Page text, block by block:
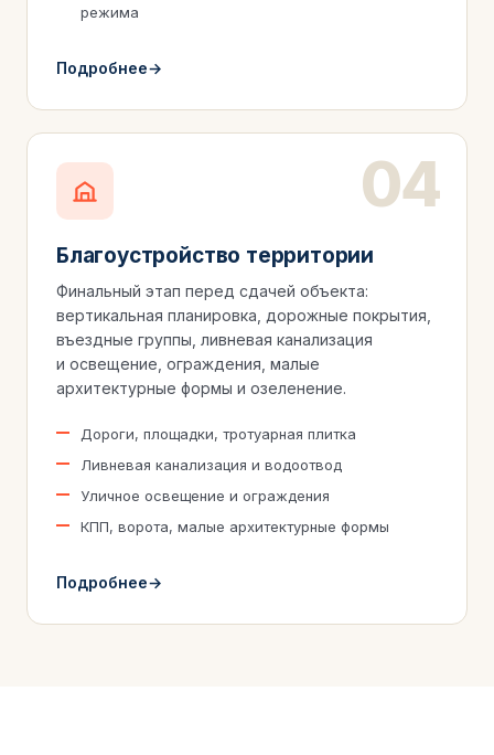
режима
Подробнее
Благоустройство территории
Финальный этап перед сдачей объекта:
вертикальная планировка, дорожные покрытия,
въездные группы, ливневая канализация
и освещение, ограждения, малые
архитектурные формы и озеленение.
Дороги, площадки, тротуарная плитка
Ливневая канализация и водоотвод
Уличное освещение и ограждения
КПП, ворота, малые архитектурные формы
Подробнее